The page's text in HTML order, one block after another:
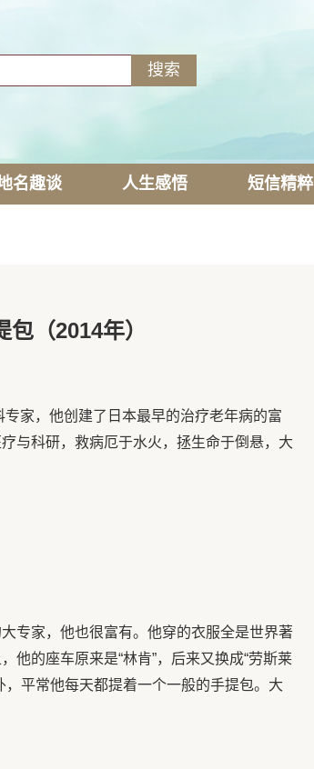
名趣谈 人生感悟 短信精粹
（2014年）
家，他创建了日本最早的治疗老年病的富
与科研，救病厄于水火，拯生命于倒悬，大
专家，他也很富有。他穿的衣服全是世界著
他的座车原来是“林肯”，后来又换成“劳斯莱
平常他每天都提着一个一般的手提包。大